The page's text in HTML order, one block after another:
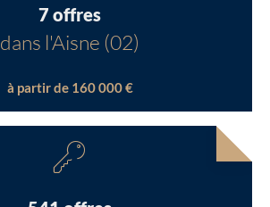
7 offres
dans l'Aisne (02)
à partir de 160 000 €